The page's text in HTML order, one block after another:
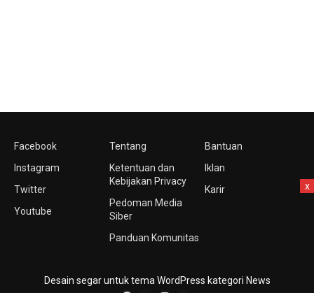
Facebook
Instagram
Twitter
Youtube
Tentang
Ketentuan dan
Kebijakan Privacy
Pedoman Media
Siber
Panduan Komunitas
Bantuan
Iklan
Karir
Desain segar untuk tema WordPress kategori News
x